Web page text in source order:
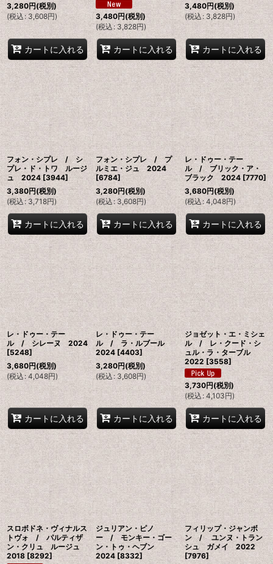
3,280円(税別)
(税込 : 3,608円)
カートに入れる
3,480円(税別)
(税込: 3,828円)
カートに入れる
3,480円(税別)
(税込: 3,828円)
カートに入れる
フォン・シプレ / シ
プレ・ド・トワ ルージ
ュ 2024 [3944]
3,380円(税別)
(税込: 3,718円)
カートに入れる
フォン・シプレ / プ
ルミエ・ジュ 2024
[6784]
3,280円(税別)
(税込 : 3,608円)
カートに入れる
レ・ドゥー・テー
ル / ブリック・ア・
ブラック 2024 [7770]
3,680円(税別)
(税込 : 4,048円)
カートに入れる
レ・ドゥー・テー
ル / シレーヌ 2024
[5248]
3,680円(税別)
(税込: 4,048円)
カートに入れる
レ・ドゥー・テー
ル / ラ・ルブール
2024 [4403]
3,280円(税別)
(税込 : 3,608円)
カートに入れる
ジョゼット・エ・ミシェ
ル / レ・クード・シ
ュル・ラ・ターブル
2022 [3558]
3,730円(税別)
(税込 : 4,103円)
カートに入れる
スロボドネ・ヴィナルス
トヴォ / パルティザ
ン・クリュ ルージュ
2018 [8292]
ジュリアン・ピノ
ー / モンキー・ゴー
ン・トゥ・ヘブン
2024 [8332]
フィリップ・ジャンボ
ン / ユンヌ・トラン
シュ ガメイ 2022
[7976]